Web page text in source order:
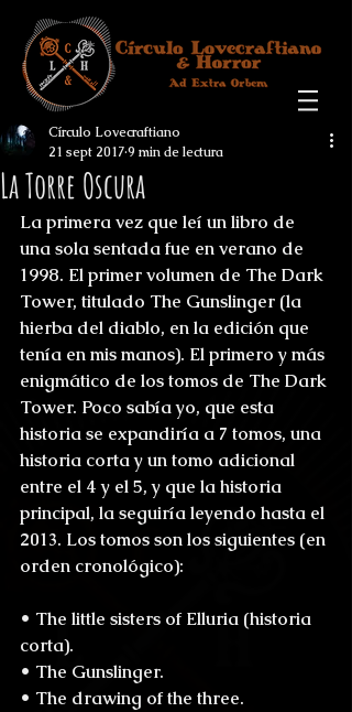
La Torre Oscura
Círculo Lovecraftiano
21 sept 20179 min de lectura
La primera vez que leí un libro de
una sola sentada fue en verano de
1998. El primer volumen de The Dark
Tower, titulado The Gunslinger (la
hierba del diablo, en la edición que
tenía en mis manos). El primero y más
enigmático de los tomos de The Dark
Tower. Poco sabía yo, que esta
historia se expandiría a 7 tomos, una
historia corta y un tomo adicional
entre el 4 y el 5, y que la historia
principal, la seguiría leyendo hasta el
2013. Los tomos son los siguientes (en
orden cronológico):
• The little sisters of Elluria (historia
corta).
• The Gunslinger.
• The drawing of the three.